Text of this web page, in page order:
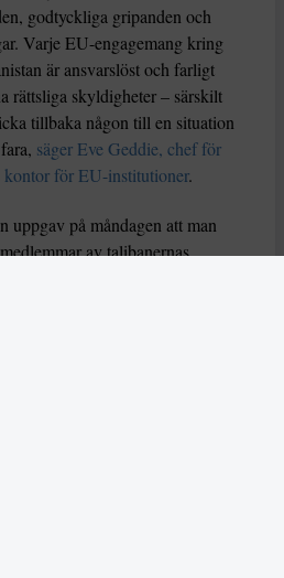
godtyckliga gripanden och
Varje EU-engagemang kring
är ansvarslöst och farligt
rättsliga skyldigheter – särskilt
tillbaka någon till en situation
säger Eve Geddie, chef för
för EU-institutioner.
uppgav på måndagen att man
av talibanernas